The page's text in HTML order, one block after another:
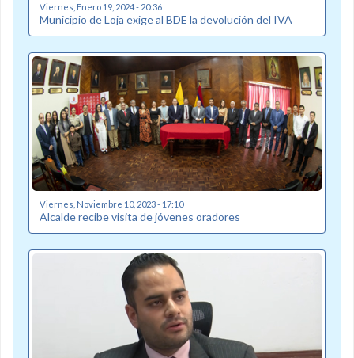
Viernes, Enero 19, 2024 - 20:36
Municipio de Loja exige al BDE la devolución del IVA
Viernes, Noviembre 10, 2023 - 17:10
Alcalde recibe visita de jóvenes oradores